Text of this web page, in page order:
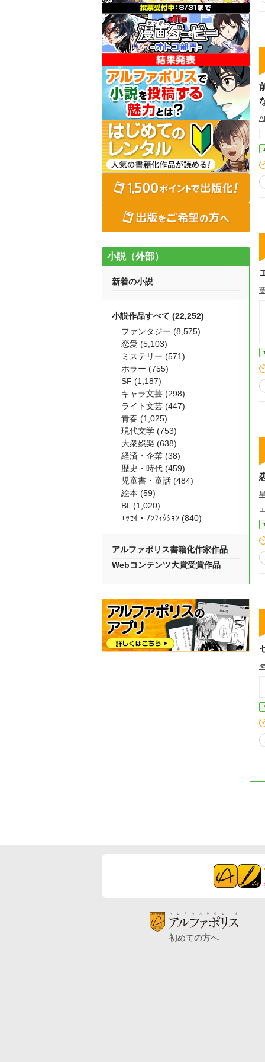
小説（外部）
新着の小説
小説作品すべて (22,252)
ファンタジー (8,575)
恋愛 (5,103)
ミステリー (571)
ホラー (755)
SF (1,187)
キャラ文芸 (298)
ライト文芸 (447)
青春 (1,025)
現代文学 (753)
大衆娯楽 (638)
経済・企業 (38)
歴史・時代 (459)
児童書・童話 (484)
絵本 (59)
BL (1,020)
ｴｯｾｲ・ﾉﾝﾌｨｸｼｮﾝ (840)
アルファポリス書籍化作家作品
Webコンテンツ大賞受賞作品
初めての方へ